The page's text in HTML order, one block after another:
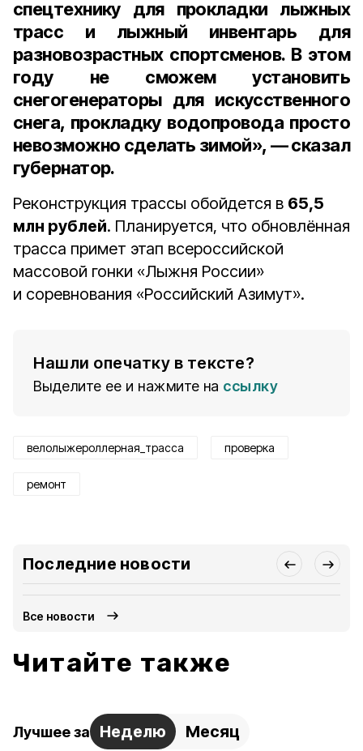
спецтехнику для прокладки лыжных
трасс и лыжный инвентарь для
разновозрастных спортсменов. В этом
году не сможем установить
снегогенераторы для искусственного
снега, прокладку водопровода просто
невозможно сделать зимой», — сказал
губернатор.
Реконструкция трассы обойдется в 65,5
млн рублей. Планируется, что обновлённая
трасса примет этап всероссийской
массовой гонки «Лыжня России»
и соревнования «Российский Азимут».
Нашли опечатку в тексте?
Выделите ее и нажмите на ссылку
велолыжероллерная_трасса проверка
ремонт
Последние новости
Все новости
Читайте также
Лучшее за Неделю Месяц